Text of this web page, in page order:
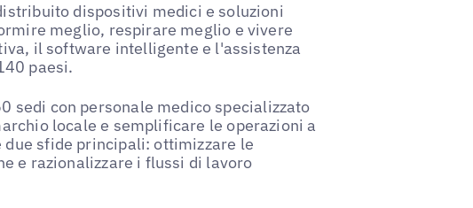
dispositivi medici e soluzioni
meglio, respirare meglio e vivere
il software intelligente e l'assistenza
paesi.
sedi con personale medico specializzato
locale e semplificare le operazioni a
due sfide principali: ottimizzare le
e razionalizzare i flussi di lavoro